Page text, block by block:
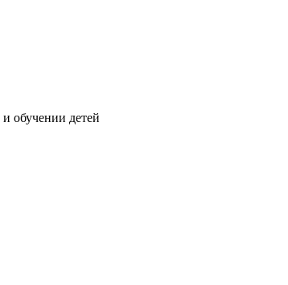
обучении детей